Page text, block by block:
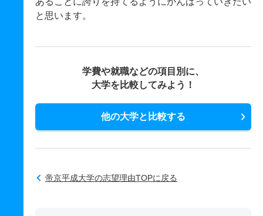
と思います。
学費や就職などの項目別に、
大学を比較してみよう！
他の大学と比較する
帝京平成大学の志望理由TOPに戻る